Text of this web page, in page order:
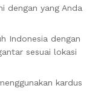
dengan yang Anda
Indonesia dengan
sesuai lokasi
kardus